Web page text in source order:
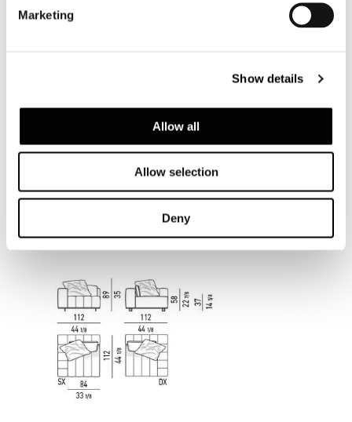
Marketing
Show details
Allow all
Allow selection
Deny
TAILOR - ELEMENT WITH 1 ARMREST CM 112